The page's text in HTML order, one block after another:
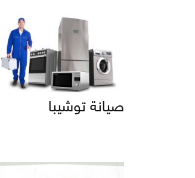
صيانة توشيبا